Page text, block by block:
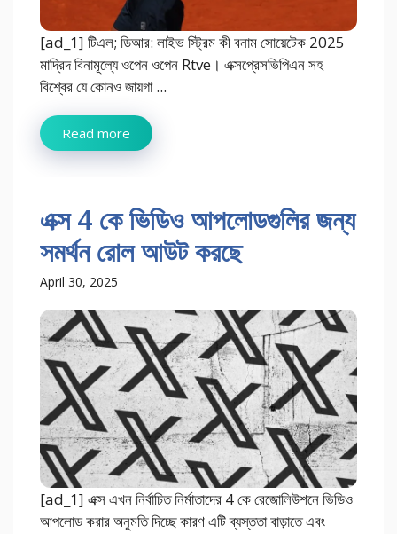
[ad_1] টিএল; ডিআর: লাইভ স্ট্রিম কী বনাম সোয়েটেক 2025
মাদ্রিদ বিনামূল্যে ওপেন ওপেন Rtve। এক্সপ্রেসভিপিএন সহ
বিশ্বের যে কোনও জায়গা ...
Read more
এক্স 4 কে ভিডিও আপলোডগুলির জন্য
সমর্থন রোল আউট করছে
April 30, 2025
[ad_1] এক্স এখন নির্বাচিত নির্মাতাদের 4 কে রেজোলিউশনে ভিডিও
আপলোড করার অনুমতি দিচ্ছে কারণ এটি ব্যস্ততা বাড়াতে এবং